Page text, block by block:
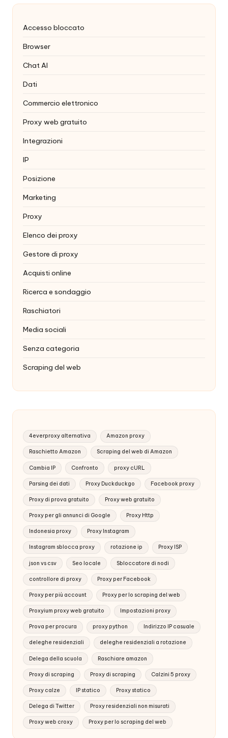
Accesso bloccato
Browser
Chat AI
Dati
Commercio elettronico
Proxy web gratuito
Integrazioni
IP
Posizione
Marketing
Proxy
Elenco dei proxy
Gestore di proxy
Acquisti online
Ricerca e sondaggio
Raschiatori
Media sociali
Senza categoria
Scraping del web
4everproxy alternativa Amazon proxy
Raschietto Amazon Scraping del web di Amazon
Cambia IP Confronto proxy cURL
Parsing dei dati Proxy Duckduckgo Facebook proxy
Proxy di prova gratuito Proxy web gratuito
Proxy per gli annunci di Google Proxy Http
Indonesia proxy Proxy Instagram
Instagram sblocca proxy rotazione ip Proxy ISP
json vs csv Seo locale Sbloccatore di nodi
controllore di proxy Proxy per Facebook
Proxy per più account Proxy per lo scraping del web
Proxyium proxy web gratuito Impostazioni proxy
Prova per procura proxy python Indirizzo IP casuale
deleghe residenziali deleghe residenziali a rotazione
Delega della scuola Raschiare amazon
Proxy di scraping Proxy di scraping Calzini 5 proxy
Proxy calze IP statico Proxy statico
Delega di Twitter Proxy residenziali non misurati
Proxy web croxy Proxy per lo scraping del web